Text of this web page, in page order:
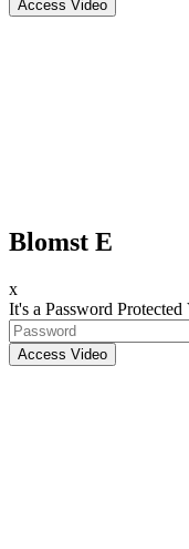
Blomst E
x
It's a Password